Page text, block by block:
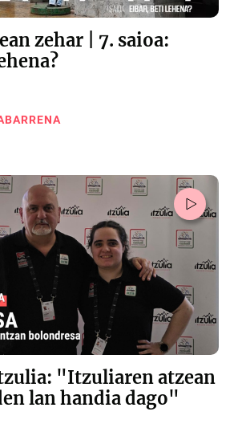
zehar | 7. saioa:
"Itzuliaren atzean
lan handia dago"